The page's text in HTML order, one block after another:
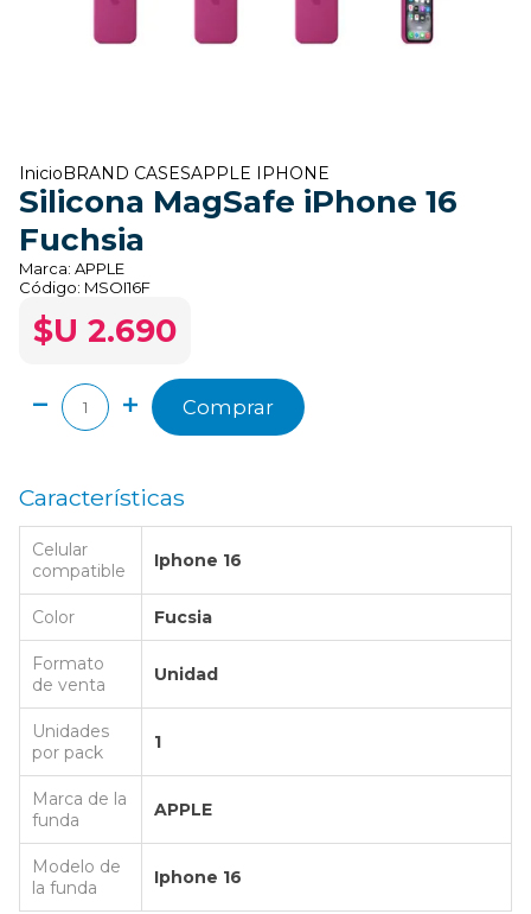
Inicio BRAND CASESAPPLE IPHONE
Silicona MagSafe iPhone 16
Fuchsia
Marca: APPLE
Código: MSOI16F
$U 2.690
Comprar
Características
Celular
compatible
Iphone 16
Color Fucsia
Formato
de venta
Unidad
Unidades
por pack
1
Marca de la
funda
APPLE
Modelo de
la funda
Iphone 16